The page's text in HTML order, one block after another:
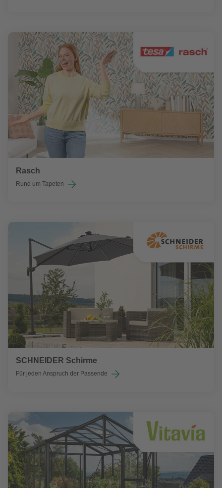
Rasch
Rund um Tapeten
SCHNEIDER Schirme
Für jeden Anspruch der Passende